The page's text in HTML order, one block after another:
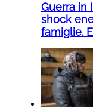
Guerra in
shock
famiglie.